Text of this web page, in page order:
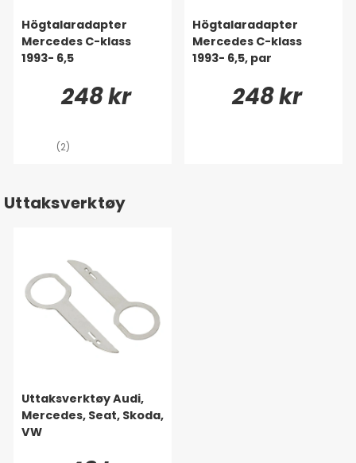
Högtalaradapter
Mercedes C-klass
1993- 6,5
248 kr
(2)
Högtalaradapter
Mercedes C-klass
1993- 6,5, par
248 kr
Uttaksverktøy
Uttaksverktøy Audi,
Mercedes, Seat, Skoda,
VW